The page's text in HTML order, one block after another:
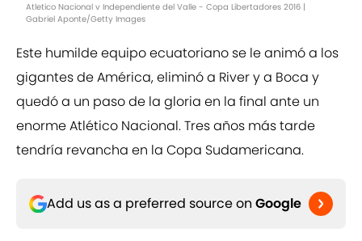
Atletico Nacional v Independiente del Valle - Copa Libertadores 2016 |
Gabriel Aponte/Getty Images
Este humilde equipo ecuatoriano se le animó a los
gigantes de América, eliminó a River y a Boca y
quedó a un paso de la gloria en la final ante un
enorme Atlético Nacional. Tres años más tarde
tendría revancha en la Copa Sudamericana.
Add us as a preferred source on Google